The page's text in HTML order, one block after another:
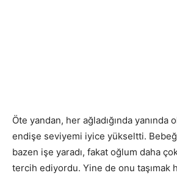
Öte yandan, her ağladığında yanında
endişe seviyemi iyice yükseltti.
bazen işe yaradı, fakat oğlum daha
tercih ediyordu. Yine de onu taşımak